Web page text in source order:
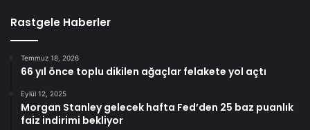
Rastgele Haberler
Temmuz 18, 2026
66 yıl önce toplu dikilen ağaçlar felakete yol açtı
Eylül 12, 2025
Morgan Stanley gelecek hafta Fed’den 25 baz puanlık
faiz indirimi bekliyor